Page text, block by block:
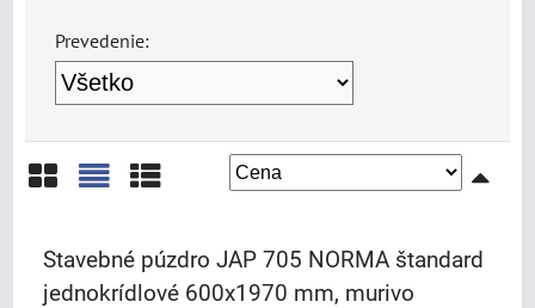
Prevedenie:
Stavebné púzdro JAP 705 NORMA štandard
jednokrídlové 600x1970 mm, murivo